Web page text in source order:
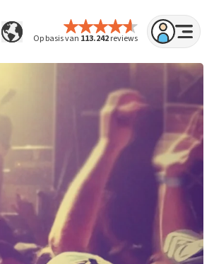
Op basis van 113.242reviews